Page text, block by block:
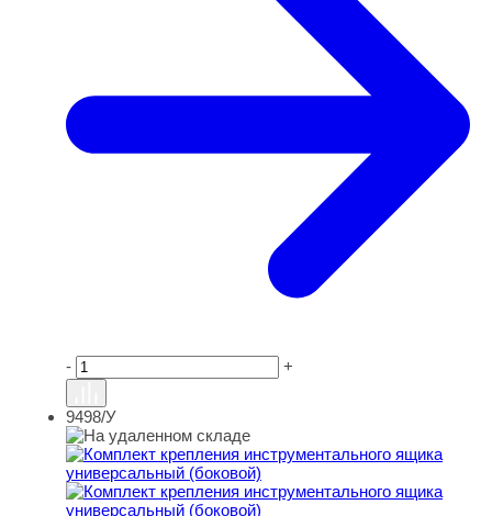
- +
Комплект крепления инструментального ящика
9498/У